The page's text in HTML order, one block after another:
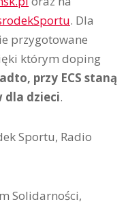
. Dla
przygotowane
którym doping
przy ECS staną
dzieci.
Sportu, Radio
Solidarności,